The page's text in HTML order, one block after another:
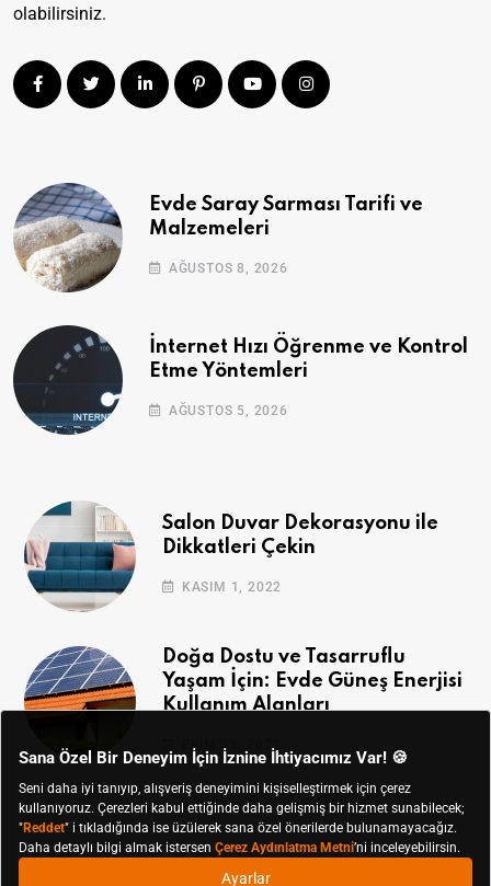
olabilirsiniz.
Evde Saray Sarması Tarifi ve
Malzemeleri
AĞUSTOS 8, 2026
İnternet Hızı Öğrenme ve Kontrol
Etme Yöntemleri
AĞUSTOS 5, 2026
Salon Duvar Dekorasyonu ile
Dikkatleri Çekin
KASIM 1, 2022
Doğa Dostu ve Tasarruflu
Yaşam İçin: Evde Güneş Enerjisi
Kullanım Alanları